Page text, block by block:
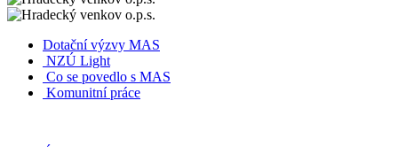
Dotační výzvy MAS
NZÚ Light
Co se povedlo s MAS
Komunitní práce